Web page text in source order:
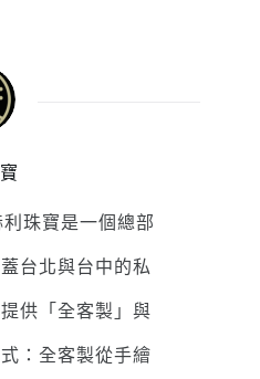
珠寶是一個總部
台北與台中的私
供「全客製」與
：全客製從手繪